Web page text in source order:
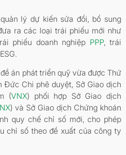
lý dự kiến sửa đổi, bổ sung
ra các loại trái phiếu mới như
phiếu doanh nghiệp PPP, trái
án phát triển quỹ vừa được Thứ
Đức Chi phê duyệt, Sở Giao dịch
(VNX) phối hợp Sở Giao dịch
) và Sở Giao dịch Chứng khoán
quy chế chỉ số mới, cho phép
chỉ số theo đề xuất của công ty